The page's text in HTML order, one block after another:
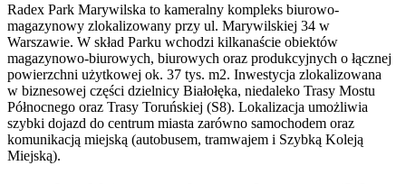
Radex Park Marywilska to kameralny kompleks biurowo-
magazynowy zlokalizowany przy ul. Marywilskiej 34 w
Warszawie. W skład Parku wchodzi kilkanaście obiektów
magazynowo-biurowych, biurowych oraz produkcyjnych o łącznej
powierzchni użytkowej ok. 37 tys. m2. Inwestycja zlokalizowana
w biznesowej części dzielnicy Białołęka, niedaleko Trasy Mostu
Północnego oraz Trasy Toruńskiej (S8). Lokalizacja umożliwia
szybki dojazd do centrum miasta zarówno samochodem oraz
komunikacją miejską (autobusem, tramwajem i Szybką Koleją
Miejską).